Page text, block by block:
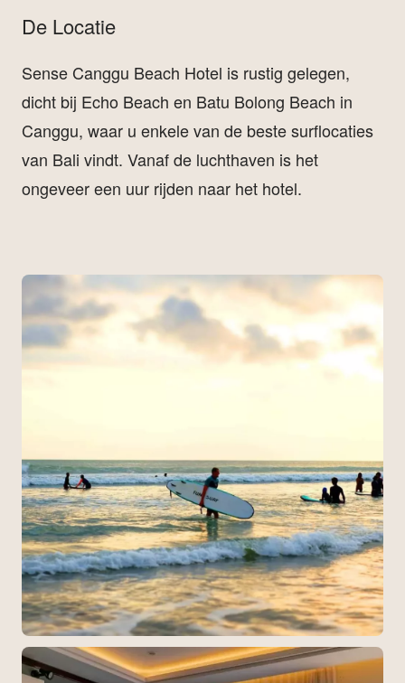
De Locatie
Sense Canggu Beach Hotel is rustig gelegen,
dicht bij Echo Beach en Batu Bolong Beach in
Canggu, waar u enkele van de beste surflocaties
van Bali vindt. Vanaf de luchthaven is het
ongeveer een uur rijden naar het hotel.